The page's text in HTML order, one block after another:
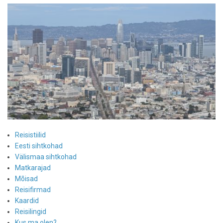
Reisistiilid
Eesti sihtkohad
Välismaa sihtkohad
Matkarajad
Mõisad
Reisifirmad
Kaardid
Reisilingid